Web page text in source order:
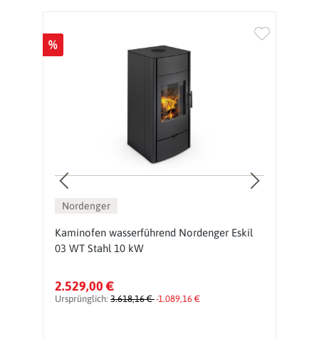
%
Nordenger
Kaminofen wasserführend Nordenger Eskil
03 WT Stahl 10 kW
2.529,00 €
Ursprünglich: 3.618,16 €-1.089,16 €